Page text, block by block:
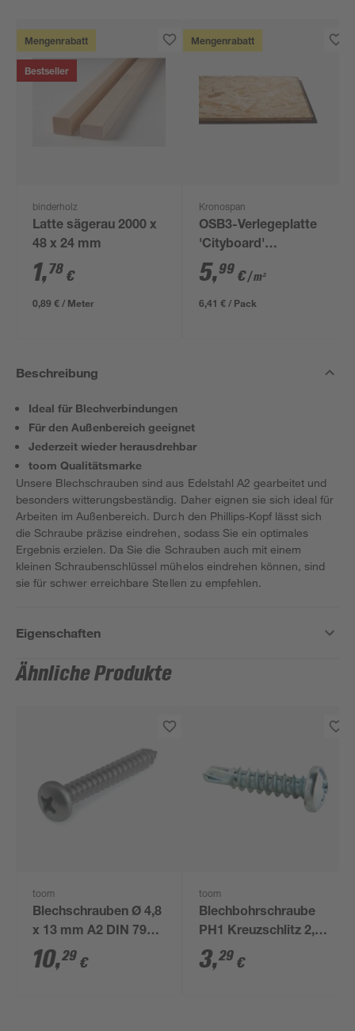
Mengenrabatt
Bestseller
binderholz
Latte sägerau 2000 x
48 x 24 mm
1,78 €
0,89 € / Meter
Mengenrabatt
Kronospan
OSB3-Verlegeplatte
'Cityboard'
ungeschliffen 1690 x
634 x 12 mm
5,99 €/ m²
6,41 € / Pack
Beschreibung
Ideal für Blechverbindungen
Für den Außenbereich geeignet
Jederzeit wieder herausdrehbar
toom Qualitätsmarke
Unsere Blechschrauben sind aus Edelstahl A2 gearbeitet und
besonders witterungsbeständig. Daher eignen sie sich ideal für
Arbeiten im Außenbereich. Durch den Phillips-Kopf lässt sich
die Schraube präzise eindrehen, sodass Sie ein optimales
Ergebnis erzielen. Da Sie die Schrauben auch mit einem
kleinen Schraubenschlüssel mühelos eindrehen können, sind
sie für schwer erreichbare Stellen zu empfehlen.
Eigenschaften
Ähnliche Produkte
toom
Blechschrauben Ø 4,8
x 13 mm A2 DIN 7981
50 Stück
10,29 €
toom
Blechbohrschraube
PH1 Kreuzschlitz 2,9
x 9,5 mm 10 Stück
3,29 €